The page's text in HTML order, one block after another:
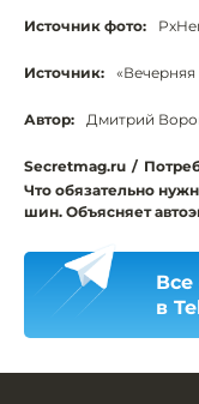
Источник фото:
Источник:
Автор: Дмитрий
Secretmag.ru /
Что обязательно
шин. Объясняет
Все
в